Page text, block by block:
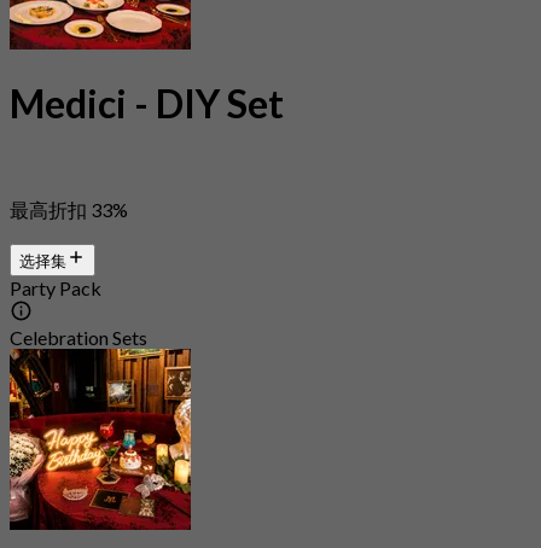
Medici - DIY Set
最高折扣 33%
选择集
Party Pack
Celebration Sets